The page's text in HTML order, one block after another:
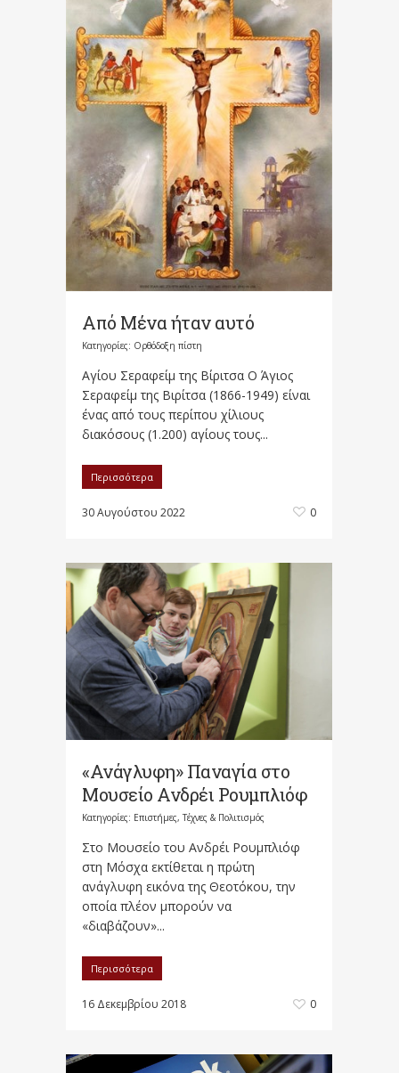
Από Μένα ήταν αυτό
Κατηγορίες: Ορθόδοξη πίστη
Αγίου Σεραφείμ της Βίριτσα Ο Άγιος
Σεραφείμ της Βιρίτσα (1866-1949) είναι
ένας από τους περίπου χίλιους
διακόσους (1.200) αγίους τους...
Περισσότερα
30 Αυγούστου 2022 0
«Ανάγλυφη» Παναγία στο
Μουσείο Ανδρέι Ρουμπλιόφ
Κατηγορίες: Επιστήμες, Τέχνες & Πολιτισμός
Στο Μουσείο του Ανδρέι Ρουμπλιόφ
στη Μόσχα εκτίθεται η πρώτη
ανάγλυφη εικόνα της Θεοτόκου, την
οποία πλέον μπορούν να
«διαβάζουν»...
Περισσότερα
16 Δεκεμβρίου 2018 0